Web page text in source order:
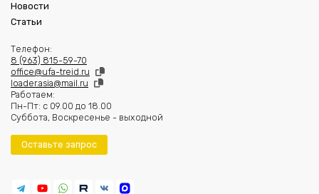
Новости
Статьи
Телефон:
8 (963) 815-59-70
office@ufa-treid.ru
loader.asia@mail.ru
Работаем:
Пн-Пт: с 09.00 до 18.00
Суббота, Воскресенье - выходной
Оставьте запрос